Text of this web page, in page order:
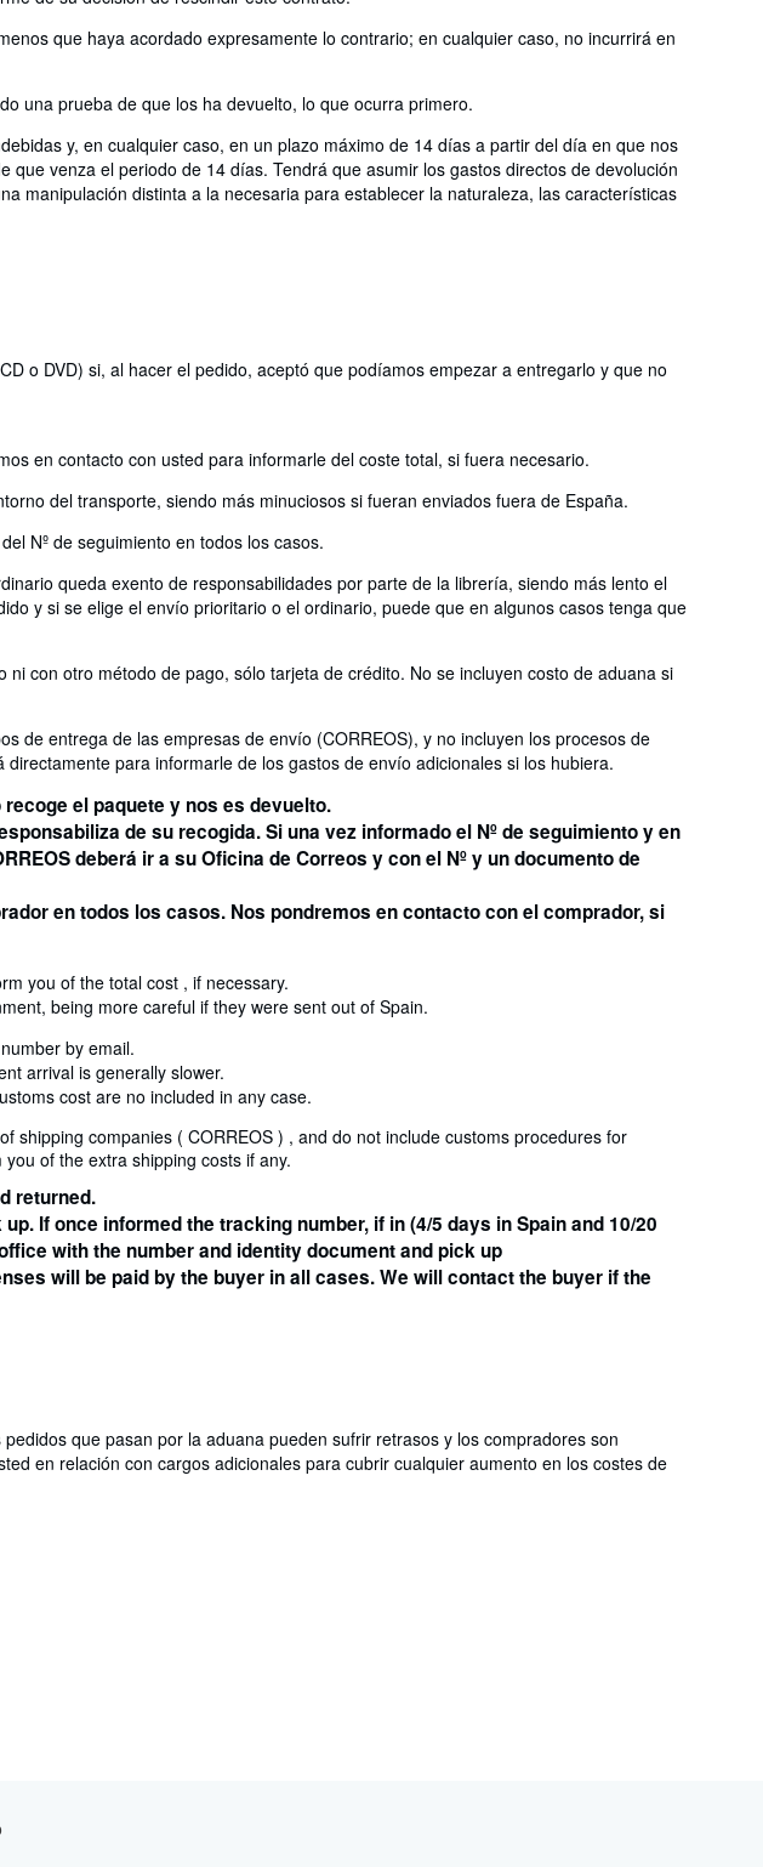
que haya acordado expresamente lo contrario; en cualquier caso, no incurrirá en
una prueba de que los ha devuelto, lo que ocurra primero.
y, en cualquier caso, en un plazo máximo de 14 días a partir del día en que nos
venza el periodo de 14 días. Tendrá que asumir los gastos directos de devolución
manipulación distinta a la necesaria para establecer la naturaleza, las características
o DVD) si, al hacer el pedido, aceptó que podíamos empezar a entregarlo y que no
en contacto con usted para informarle del coste total, si fuera necesario.
del transporte, siendo más minuciosos si fueran enviados fuera de España.
Nº de seguimiento en todos los casos.
queda exento de responsabilidades por parte de la librería, siendo más lento el
y si se elige el envío prioritario o el ordinario, puede que en algunos casos tenga que
con otro método de pago, sólo tarjeta de crédito. No se incluyen costo de aduana si
de entrega de las empresas de envío (CORREOS), y no incluyen los procesos de
para informarle de los gastos de envío adicionales si los hubiera.
recoge el paquete y nos es devuelto.
de su recogida. Si una vez informado el Nº de seguimiento y en
deberá ir a su Oficina de Correos y con el Nº y un documento de
en todos los casos. Nos pondremos en contacto con el comprador, si
you of the total cost , if necessary.
being more careful if they were sent out of Spain.
by email.
arrival is generally slower.
cost are no included in any case.
companies ( CORREOS ) , and do not include customs procedures for
of the extra shipping costs if any.
returned.
If once informed the tracking number, if in (4/5 days in Spain and 10/20
with the number and identity document and pick up
will be paid by the buyer in all cases. We will contact the buyer if the
que pasan por la aduana pueden sufrir retrasos y los compradores son
en relación con cargos adicionales para cubrir cualquier aumento en los costes de